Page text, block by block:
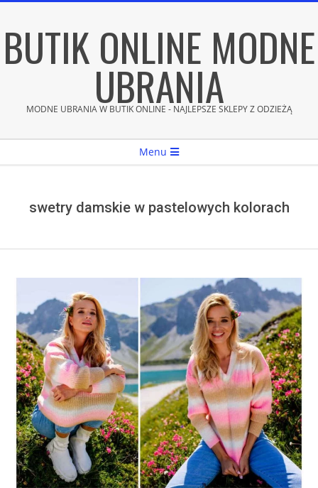
content
BUTIK ONLINE MODNE
UBRANIA
MODNE UBRANIA W BUTIK ONLINE - NAJLEPSZE SKLEPY Z ODZIEŻĄ
Menu
swetry damskie w pastelowych kolorach